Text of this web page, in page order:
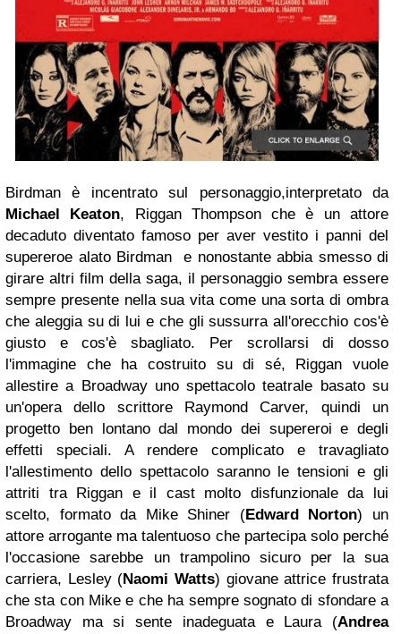
Birdman è incentrato sul personaggio,interpretato da
Michael Keaton, Riggan Thompson che è un attore
decaduto diventato famoso per aver vestito i panni del
supereroe alato Birdman e nonostante abbia smesso di
girare altri film della saga, il personaggio sembra essere
sempre presente nella sua vita come una sorta di ombra
che aleggia su di lui e che gli sussurra all'orecchio cos'è
giusto e cos'è sbagliato. Per scrollarsi di dosso
l'immagine che ha costruito su di sé, Riggan vuole
allestire a Broadway uno spettacolo teatrale basato su
un'opera dello scrittore Raymond Carver, quindi un
progetto ben lontano dal mondo dei supereroi e degli
effetti speciali. A rendere complicato e travagliato
l'allestimento dello spettacolo saranno le tensioni e gli
attriti tra Riggan e il cast molto disfunzionale da lui
scelto, formato da Mike Shiner (Edward Norton) un
attore arrogante ma talentuoso che partecipa solo perché
l'occasione sarebbe un trampolino sicuro per la sua
carriera, Lesley (Naomi Watts) giovane attrice frustrata
che sta con Mike e che ha sempre sognato di sfondare a
Broadway ma si sente inadeguata e Laura (Andrea